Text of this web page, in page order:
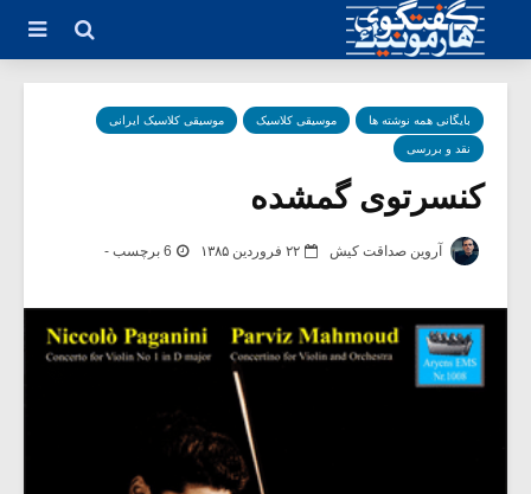
بایگانی همه نوشته ها موسیقی کلاسیک موسیقی کلاسیک ایرانی
نقد و بررسی
کنسرتوی گمشده
آروین صداقت کیش ۲۲ فروردین ۱۳۸۵ 6 برچسب -